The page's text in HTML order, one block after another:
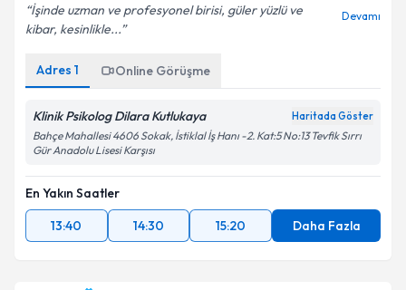
İşinde uzman ve profesyonel birisi, güler yüzlü ve
kibar, kesinlikle...
Devamı
Adres 1 Online Görüşme
Klinik Psikolog Dilara Kutlukaya Haritada Göster
Bahçe Mahallesi 4606 Sokak, İstiklal İş Hanı -2. Kat:5 No:13 Tevfik Sırrı
Gür Anadolu Lisesi Karşısı
En Yakın Saatler
13:40
14:30 15:20 Daha Fazla